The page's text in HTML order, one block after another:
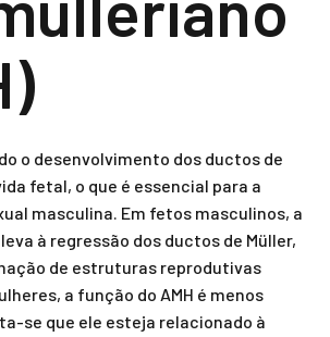
o desenvolvimento dos ductos de
fetal, o que é essencial para a
masculina. Em fetos masculinos, a
à regressão dos ductos de Müller,
de estruturas reprodutivas
a função do AMH é menos
se que ele esteja relacionado à